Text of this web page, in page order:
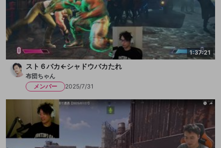
1:37:21
スト６バカ←シャドウバカたれ
布団ちゃん
メンバー
2025/7/31